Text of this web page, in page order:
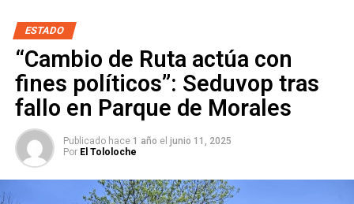
ESTADO
“Cambio de Ruta actúa con
fines políticos”: Seduvop tras
fallo en Parque de Morales
Publicado hace 1 año el junio 11, 2025
Por El Tololoche